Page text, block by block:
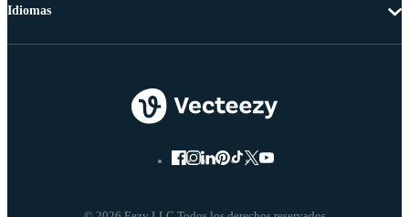
Idiomas